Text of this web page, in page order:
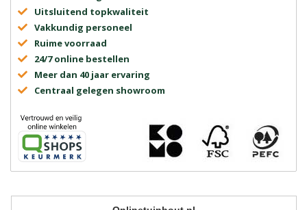
Uitsluitend topkwaliteit
Vakkundig personeel
Ruime voorraad
24/7 online bestellen
Meer dan 40 jaar ervaring
Centraal gelegen showroom